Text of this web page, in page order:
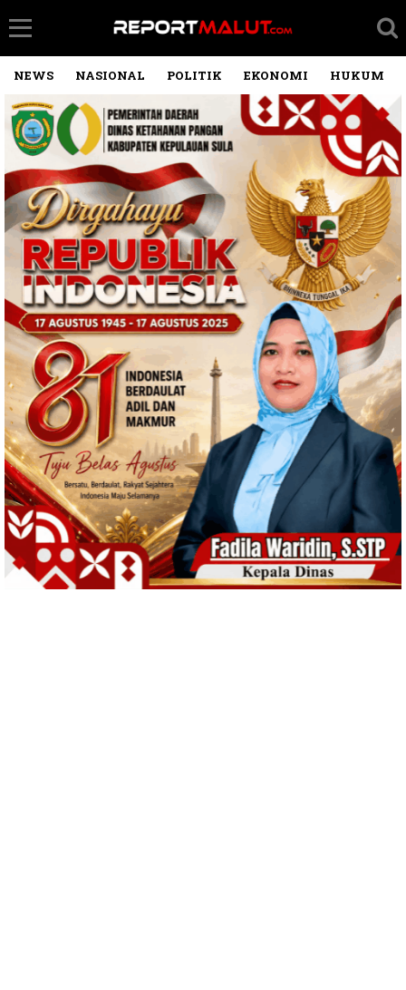
NEWS NASIONAL POLITIK EKONOMI HUKUM